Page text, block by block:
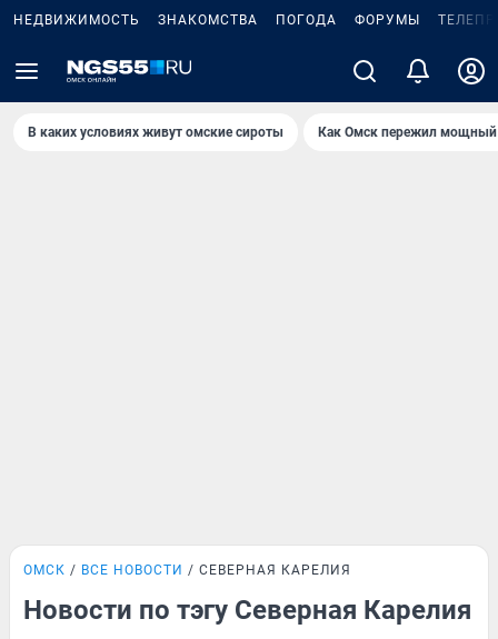
НЕДВИЖИМОСТЬ ЗНАКОМСТВА ПОГОДА ФОРУМЫ
В каких условиях живут омские сироты Как Омск пережил мощный
ОМСК ВСЕ НОВОСТИ СЕВЕРНАЯ КАРЕЛИЯ
Новости по тэгу Северная Карелия